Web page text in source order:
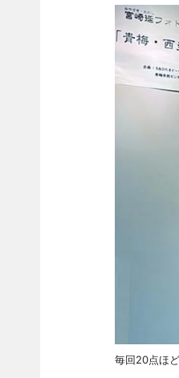
毎回20点ほ